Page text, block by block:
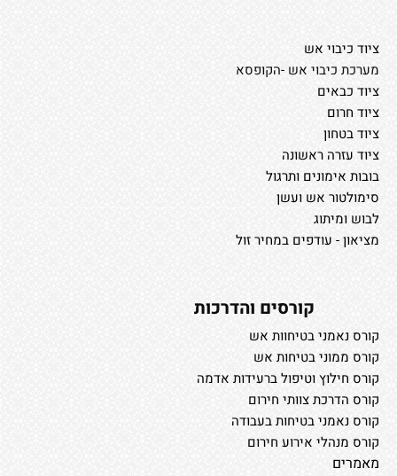
ציוד כיבוי אש
מערכת כיבוי אש -הקופסא
ציוד כבאים
ציוד חרום
ציוד בטחון
ציוד עזרה ראשונה
בובות אימונים ותרגול
סימולטור אש ועשן
לבוש ומיתוג
מציאון - עודפים במחיר זול
קורסים והדרכות
קורס נאמני בטיחוות אש
קורס ממוני בטיחות אש
קורס חילוץ וטיפול ברעידות אדמה
קורס הדרכת צוותי חירום
קורס נאמני בטיחות בעבודה
קורס מנהלי אירוע חירום
מאמרים